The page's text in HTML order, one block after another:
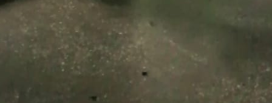
Аренда ПСН площадью 54 м2, с возможностью частичной
аренды от 10 кв.м, в прямую аренду на любой срок. Включено
в ставку: коммунальные платежи. Минимальный срок аренды
1 мес. Помещение располагается в 2-этажном здании, район
Центральный. Помещение находится на 2 этаже здания.
Возможное назначение - салон красоты.[#5075740#]